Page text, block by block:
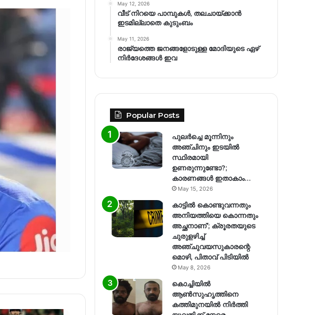
May 12, 2026
വീട് നിറയെ പാമ്പുകൾ, തലചായ്ക്കാൻ
ഇടമില്ലാതെ കുടുംബം
May 11, 2026
രാജ്യത്തെ ജനങ്ങളോടുള്ള മോദിയുടെ ഏഴ്
നിര്‍ദേശങ്ങള്‍ ഇവ
Popular Posts
പുലർച്ചെ മൂന്നിനും
അഞ്ചിനും ഇടയിൽ
സ്ഥിരമായി
ഉണരുന്നുണ്ടോ?;
കാരണങ്ങള്‍ ഇതാകാം…
May 15, 2026
കാട്ടിൽ കൊണ്ടുവന്നതും
അനിയത്തിയെ കൊന്നതും
അച്ഛനാണ്’; ക്രൂരതയുടെ
ചുരുളഴിച്ച്
അഞ്ചുവയസുകാരന്റെ
മൊഴി, പിതാവ് പിടിയിൽ
May 8, 2026
കൊച്ചിയിൽ
ആൺസുഹൃത്തിനെ
കത്തിമുനയിൽ നിർത്തി